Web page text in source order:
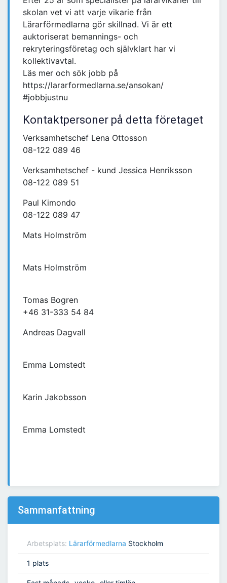
skolan vet vi att varje vikarie från
Lärarförmedlarna gör skillnad. Vi är ett
auktoriserat bemannings- och
rekryteringsföretag och självklart har vi
kollektivavtal.
Läs mer och sök jobb på
https://lararformedlarna.se/ansokan/
#jobbjustnu
Kontaktpersoner på detta företaget
Verksamhetschef Lena Ottosson
08-122 089 46
Verksamhetschef - kund Jessica Henriksson
08-122 089 51
Paul Kimondo
08-122 089 47
Mats Holmström
Mats Holmström
Tomas Bogren
+46 31-333 54 84
Andreas Dagvall
Emma Lomstedt
Karin Jakobsson
Emma Lomstedt
Sammanfattning
Arbetsplats: Lärarförmedlarna Stockholm
1 plats